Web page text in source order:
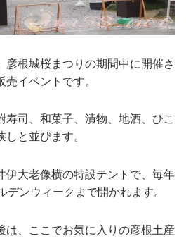
彦根城桜まつりの期間中に開催さ
イベントです。
寿司、和菓子、漬物、地酒、ひこ
と並びます。
伊大老像横の特設テントで、毎年
デンウィークまで開かれます。
は、ここでお気に入りの彦根土産